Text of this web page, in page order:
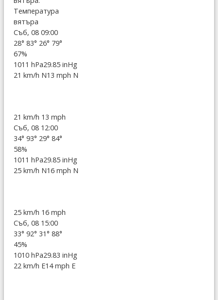
Температура
вятъра
Съб, 08 09:00
28° 83° 26° 79°
67%
1011 hPa29.85 inHg
21 km/h N13 mph N
21 km/h 13 mph
Съб, 08 12:00
34° 93° 29° 84°
58%
1011 hPa29.85 inHg
25 km/h N16 mph N
25 km/h 16 mph
Съб, 08 15:00
33° 92° 31° 88°
45%
1010 hPa29.83 inHg
22 km/h E14 mph E